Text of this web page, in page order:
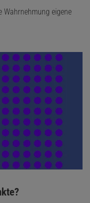
Wahrnehmung eigene